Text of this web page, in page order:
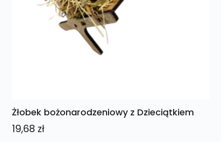
Żłobek bożonarodzeniowy z Dzieciątkiem
19,68 zł